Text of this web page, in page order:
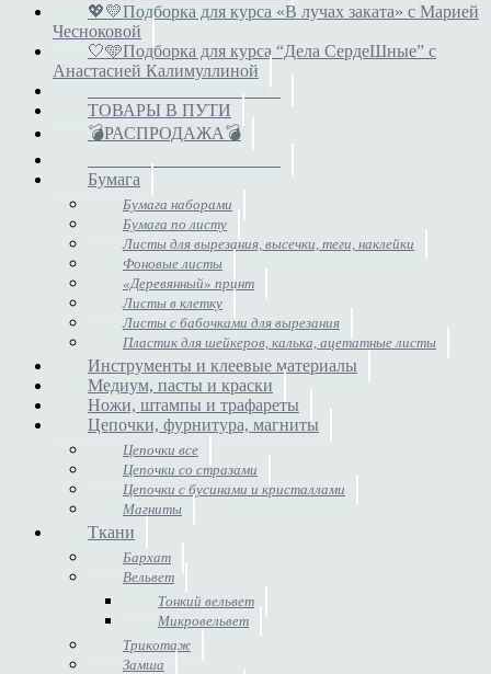
💖💛Подборка для курса «В лучах заката» с Марией
Чесноковой
🤍🩵Подборка для курса “Дела СердеШные” с
Анастасией Калимуллиной
______________________
ТОВАРЫ В ПУТИ
💣РАСПРОДАЖА💣
______________________
Бумага
Бумага наборами
Бумага по листу
Листы для вырезания, высечки, теги, наклейки
Фоновые листы
«Деревянный» принт
Листы в клетку
Листы с бабочками для вырезания
Пластик для шейкеров, калька, ацетатные листы
Инструменты и клеевые материалы
Медиум, пасты и краски
Ножи, штампы и трафареты
Цепочки, фурнитура, магниты
Цепочки все
Цепочки со стразами
Цепочки с бусинами и кристаллами
Магниты
Ткани
Бархат
Вельвет
Тонкий вельвет
Микровельвет
Трикотаж
Замша